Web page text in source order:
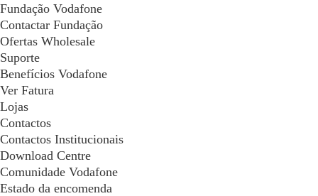
Fundação Vodafone
Contactar Fundação
Ofertas Wholesale
Suporte
Benefícios Vodafone
Ver Fatura
Lojas
Contactos
Contactos Institucionais
Download Centre
Comunidade Vodafone
Estado da encomenda